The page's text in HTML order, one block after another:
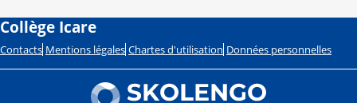
Collège Icare
Contacts Mentions légales Chartes d'utilisation Données personnelles